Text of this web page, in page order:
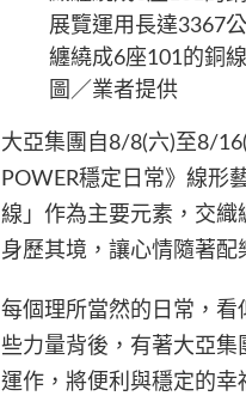
展覽運用長達3367
纏繞成6座101的銅
圖／業者提供
大亞集團自8/8(六)至8/
POWER穩定日常》線形
線」作為主要元素，交
身歷其境，讓心情隨著配
每個理所當然的日常，
些力量背後，有著大亞
運作，將便利與穩定的